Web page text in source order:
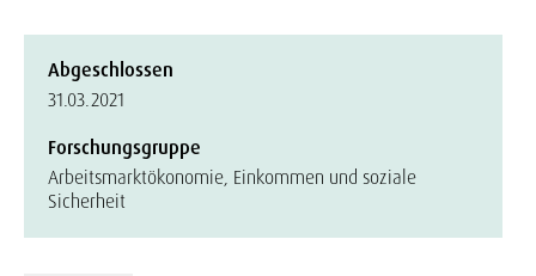
Abgeschlossen
31.03.2021
Forschungsgruppe
Arbeitsmarktökonomie, Einkommen und soziale
Sicherheit